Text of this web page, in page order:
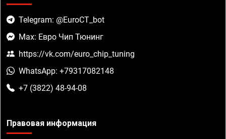
Telegram: @EuroCT_bot
Max: Евро Чип Тюнинг
https://vk.com/euro_chip_tuning
WhatsApp: +79317082148
+7 (3822) 48-94-08
Правовая информация